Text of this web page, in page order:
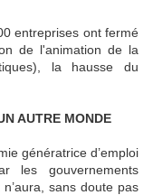
entreprises ont fermé
de l'animation de la
la hausse du
AUTRE MONDE
génératrice d’emploi
les gouvernements
sans doute pas